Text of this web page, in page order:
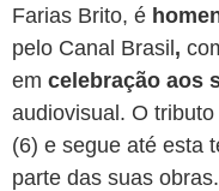
Farias Brito, é
pelo Canal Brasil,
em celebração aos
audiovisual. O
(6) e segue até esta
parte das suas obras.